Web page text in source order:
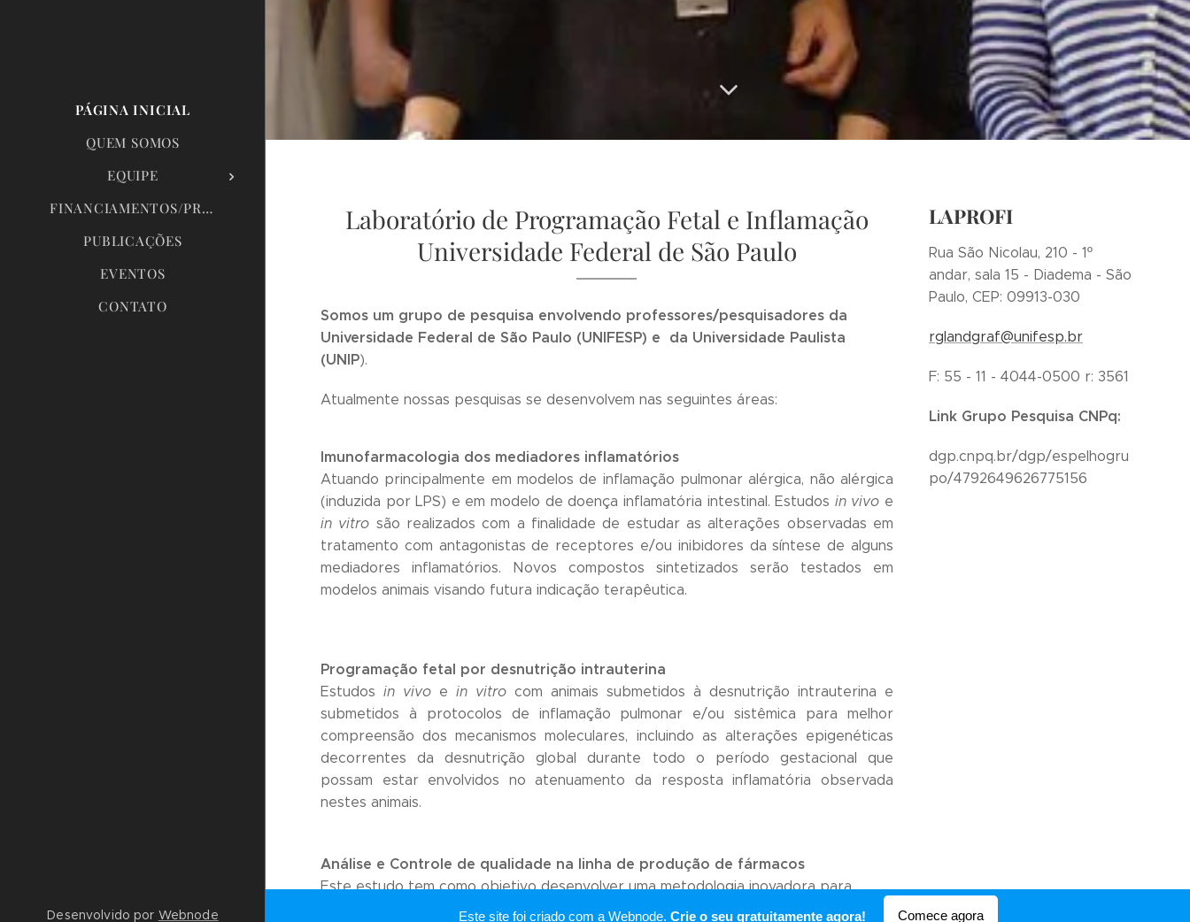
PÁGINA INICIAL
QUEM SOMOS
EQUIPE
FINANCIAMENTOS/PROJETOS
PUBLICAÇÕES
EVENTOS
CONTATO
Laboratório de Programação Fetal e Inflamação
Universidade Federal de São Paulo
Somos um grupo de pesquisa envolvendo professores/pesquisadores da
Universidade Federal de São Paulo (UNIFESP) e da Universidade Paulista
(UNIP).
Atualmente nossas pesquisas se desenvolvem nas seguintes áreas:
Imunofarmacologia dos mediadores inflamatórios
Atuando principalmente em modelos de inflamação pulmonar alérgica, não alérgica
(induzida por LPS) e em modelo de doença inflamatória intestinal. Estudos in vivo e
in vitro são realizados com a finalidade de estudar as alterações observadas em
tratamento com antagonistas de receptores e/ou inibidores da síntese de alguns
mediadores inflamatórios. Novos compostos sintetizados serão testados em
modelos animais visando futura indicação terapêutica.
Programação fetal por desnutrição intrauterina
Estudos in vivo e in vitro com animais submetidos à desnutrição intrauterina e
submetidos à protocolos de inflamação pulmonar e/ou sistêmica para melhor
compreensão dos mecanismos moleculares, incluindo as alterações epigenéticas
decorrentes da desnutrição global durante todo o período gestacional que
possam estar envolvidos no atenuamento da resposta inflamatória observada
nestes animais.
Análise e Controle de qualidade na linha de produção de fármacos
Este estudo tem como objetivo desenvolver uma metodologia inovadora para
simplificar o processo de definição dos pontos de amostragem para contadores
LAPROFI
Rua São Nicolau, 210 - 1º
andar, sala 15 - Diadema - São
Paulo, CEP: 09913-030
rglandgraf@unifesp.br
F: 55 - 11 - 4044-0500 r: 3561
Link Grupo Pesquisa CNPq:
dgp.cnpq.br/dgp/espelhogru
po/4792649626775156
Desenvolvido por Webnode Este site foi criado com a Webnode. Crie o seu gratuitamente agora! Comece agora